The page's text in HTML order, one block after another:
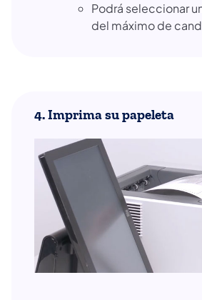
Podrá seleccionar
del máximo de
4. Imprima su papeleta